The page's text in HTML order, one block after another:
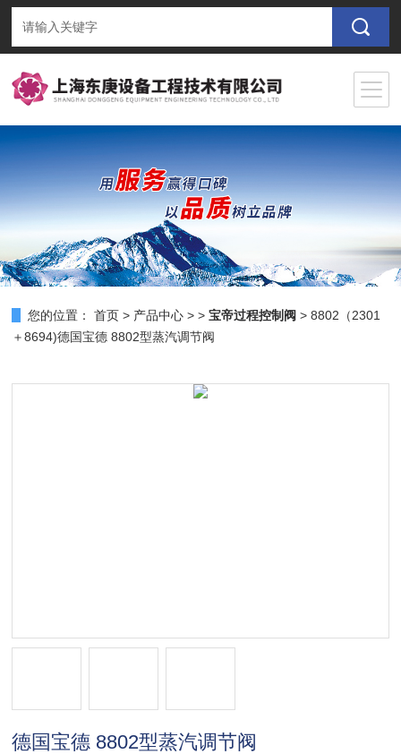
您的位置： 首页 > 产品中心 > >宝帝过程控制阀 > 8802（2301
＋8694)德国宝德 8802型蒸汽调节阀
德国宝德 8802型蒸汽调节阀